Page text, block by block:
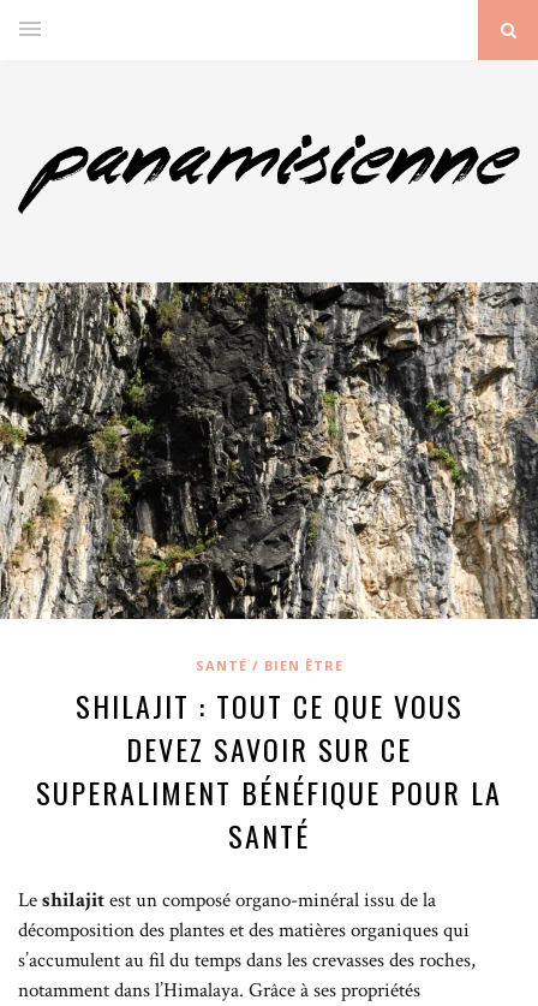
SANTÉ / BIEN ÊTRE
SHILAJIT : TOUT CE QUE VOUS
DEVEZ SAVOIR SUR CE
SUPERALIMENT BÉNÉFIQUE POUR LA
SANTÉ
Leshilajitest un composé organo-minéral issu de la
décomposition des plantes et des matières organiques qui
s’accumulent au fil du temps dans les crevasses des roches,
notamment dans l’Himalaya. Grâce à ses propriétés